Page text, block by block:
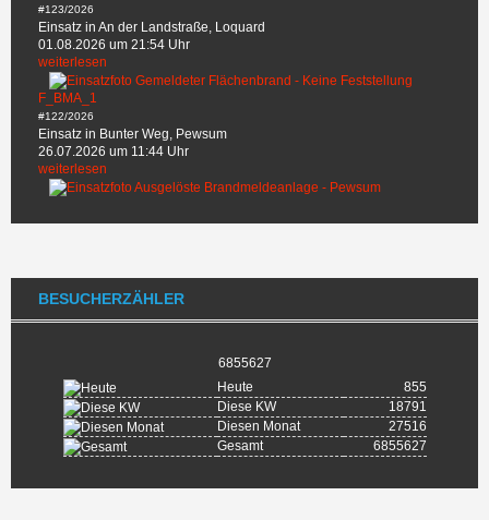
#123/2026
Einsatz in An der Landstraße, Loquard
01.08.2026 um 21:54 Uhr
weiterlesen
F_BMA_1
#122/2026
Einsatz in Bunter Weg, Pewsum
26.07.2026 um 11:44 Uhr
weiterlesen
BESUCHERZÄHLER
6855627
Heute
855
Diese KW
18791
Diesen Monat
27516
Gesamt
6855627